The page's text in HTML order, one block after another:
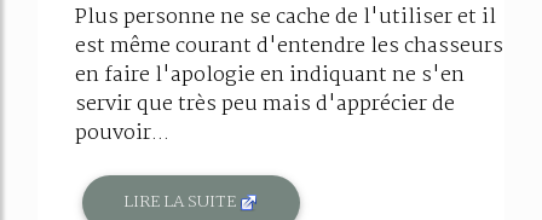
Plus personne ne se cache de l'utiliser et il
est même courant d'entendre les chasseurs
en faire l'apologie en indiquant ne s'en
servir que très peu mais d'apprécier de
pouvoir...
LIRE LA SUITE